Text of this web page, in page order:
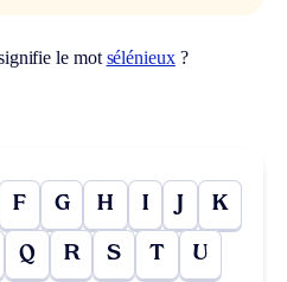
le mot sélénieux?
F G H I J K
Q R S T U